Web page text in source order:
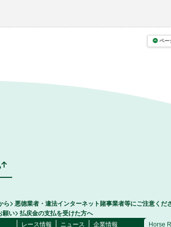
ペー
ら
悪徳業者・違法インターネット賭事業者等にご注意くだ
願い
払戻金の支払を受けた方へ
レース情報 ニュース 企業情報 Horse